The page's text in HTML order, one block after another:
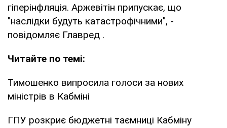
гіперінфляція. Аржевітін припускає, що
"наслідки будуть катастрофічними", -
повідомляє Главред .
Читайте по темі:
Тимошенко випросила голоси за нових
міністрів в Кабміні
ГПУ розкриє бюджетні таємниці Кабміну